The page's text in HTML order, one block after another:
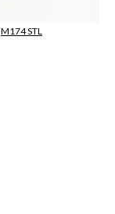
M174 STL